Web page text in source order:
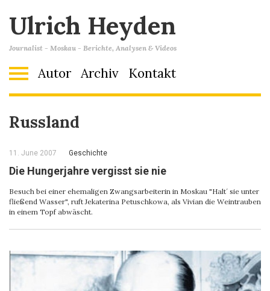
Ulrich Heyden
Journalist - Moskau - Berichte, Analysen & Videos
Autor Archiv Kontakt
Russland
11. June 2007 Geschichte
Die Hungerjahre vergisst sie nie
Besuch bei einer ehemaligen Zwangsarbeiterin in Moskau "Halt´ sie unter
fließend Wasser", ruft Jekaterina Petuschkowa, als Vivian die Weintrauben
in einem Topf abwäscht.